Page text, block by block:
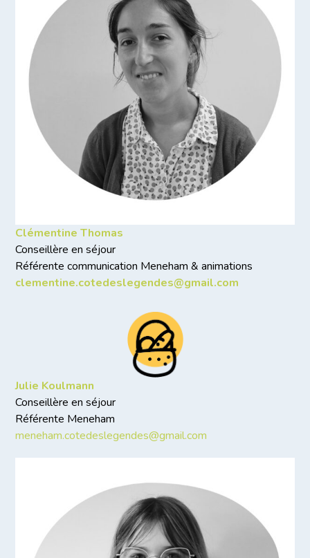
Clémentine Thomas
Conseillère en séjour
Référente communication Meneham & animations
clementine.cotedeslegendes@gmail.com
Julie Koulmann
Conseillère en séjour
Référente Meneham
meneham.cotedeslegendes@gmail.com